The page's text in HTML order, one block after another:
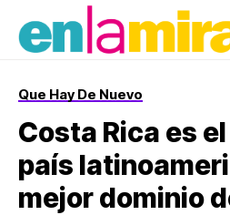
Que Hay De Nuevo
Costa Rica es
país
mejor dominio